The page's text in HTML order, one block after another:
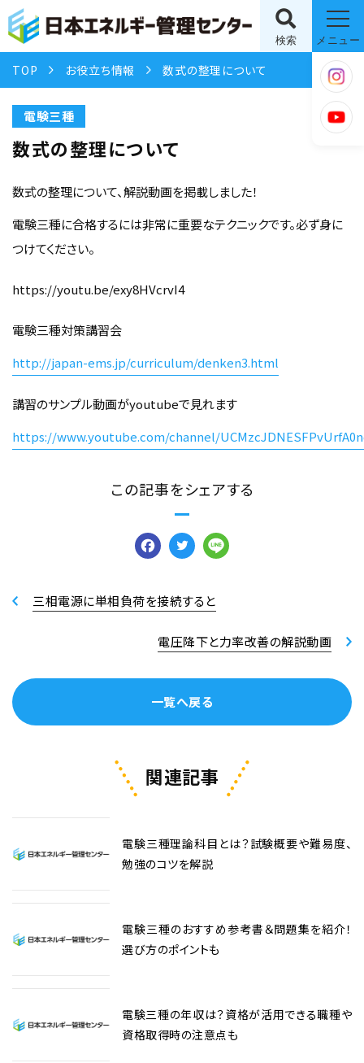
検索 メニュー
TOP お役立ち情報 数式の整理について
電験三種
数式の整理について
数式の整理について、解説動画を掲載しました！
電験三種に合格するには非常に重要なテクニックです。必ず身に
つけてください。
https://youtu.be/exy8HVcrvI4
電験三種対策講習会
http://japan-ems.jp/curriculum/denken3.html
講習のサンプル動画がyoutubeで見れます
https://www.youtube.com/channel/
この記事をシェアする
Facebook
Twitter
三相電源に単相負荷を接続すると
一覧へ戻る
電圧降下と力率改善の解説動画
関連記事
電験三種理論科目とは？試験概要や難易度、
勉強のコツを解説
電験三種のおすすめ参考書＆問題集を紹介！
選び方のポイントも
電験三種の年収は？資格が活用できる職種や
資格取得時の注意点も